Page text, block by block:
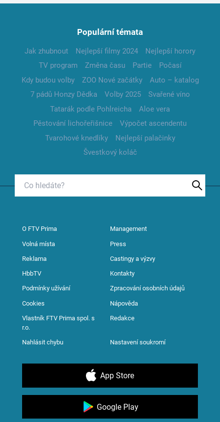
Populární témata
Jak zhubnout Nejlepší filmy 2024
Nejlepší horory
TV program
Změna času Partie
Počasí
Kdy budou volby
ZOO Nové začátky
Auto – katalog
7 pádů Honzy Dědka
Volby 2025
Svařené víno
Tatarák podle Pohlreicha
Aloe vera
Pěstování lichořeřišnice
Výpočet ascendentu
Tvarohové knedlíky
Nejlepší palačinky
Švestkový koláč
O FTV Prima Management
Volná místa Press
Reklama Castingy a výzvy
HbbTV Kontakty
Podmínky užívání Zpracování osobních údajů
Cookies Nápověda
Vlastník FTV Prima spol. s
r.o.
Redakce
Nahlásit chybu Nastavení soukromí
App Store
Google Play